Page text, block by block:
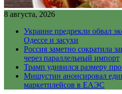
8 августа, 2026
Украине предрекли обвал
Одессе и засухи
Россия заметно сократила
через параллельный импорт
Трамп удивился размеру
Мишустин анонсировал
маркетплейсов в ЕАЭС